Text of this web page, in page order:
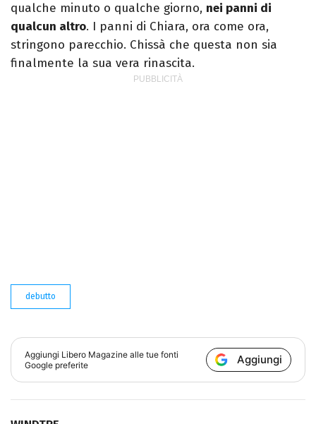
qualche minuto o qualche giorno, nei panni di
qualcun altro. I panni di Chiara, ora come ora,
stringono parecchio. Chissà che questa non sia
finalmente la sua vera rinascita.
debutto
Aggiungi Libero Magazine alle tue fonti
Google preferite
Aggiungi